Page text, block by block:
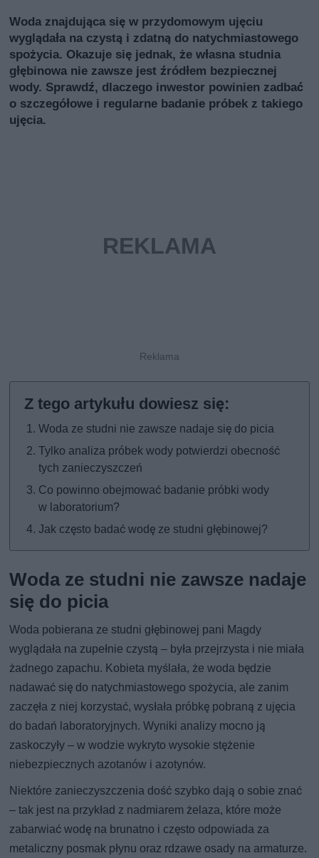
Woda znajdująca się w przydomowym ujęciu
wyglądała na czystą i zdatną do natychmiastowego
spożycia. Okazuje się jednak, że własna studnia
głębinowa nie zawsze jest źródłem bezpiecznej
wody. Sprawdź, dlaczego inwestor powinien zadbać
o szczegółowe i regularne badanie próbek z takiego
ujęcia.
Woda ze studni nie zawsze nadaje się do picia
Tylko analiza próbek wody potwierdzi obecność
tych zanieczyszczeń
Co powinno obejmować badanie próbki wody
w laboratorium?
Jak często badać wodę ze studni głębinowej?
Woda ze studni nie zawsze nadaje
się do picia
Woda pobierana ze studni głębinowej pani Magdy
wyglądała na zupełnie czystą – była przejrzysta i nie miała
żadnego zapachu. Kobieta myślała, że woda będzie
nadawać się do natychmiastowego spożycia, ale zanim
zaczęła z niej korzystać, wysłała próbkę pobraną z ujęcia
do badań laboratoryjnych. Wyniki analizy mocno ją
zaskoczyły – w wodzie wykryto wysokie stężenie
niebezpiecznych azotanów i azotynów.
Niektóre zanieczyszczenia dość szybko dają o sobie znać
– tak jest na przykład z nadmiarem żelaza, które może
zabarwiać wodę na brunatno i często odpowiada za
metaliczny posmak płynu oraz rdzawe osady na armaturze.